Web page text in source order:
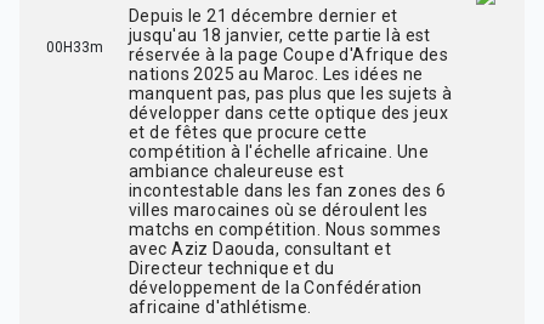
00H33m
Depuis le 21 décembre dernier et
jusqu'au 18 janvier, cette partie là est
réservée à la page Coupe d'Afrique des
nations 2025 au Maroc. Les idées ne
manquent pas, pas plus que les sujets à
développer dans cette optique des jeux
et de fêtes que procure cette
compétition à l'échelle africaine. Une
ambiance chaleureuse est
incontestable dans les fan zones des 6
villes marocaines où se déroulent les
matchs en compétition. Nous sommes
avec Aziz Daouda, consultant et
Directeur technique et du
développement de la Confédération
africaine d'athlétisme.